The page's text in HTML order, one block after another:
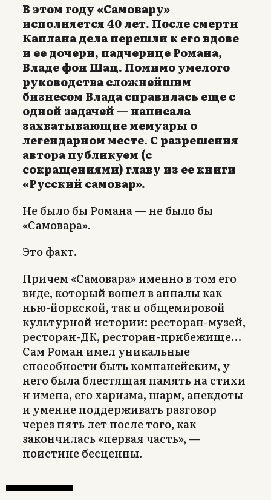
В этом году «Самовару»
исполняется 40 лет. После смерти
Каплана дела перешли к его вдове
и ее дочери, падчерице Романа,
Владе фон Шац. Помимо умелого
руководства сложнейшим
бизнесом Влада справилась еще с
одной задачей — написала
захватывающие мемуары о
легендарном месте. С разрешения
автора публикуем (с
сокращениями) главу из ее книги
«Русский самовар».
Не было бы Романа — не было бы
«Самовара».
Это факт.
Причем «Самовара» именно в том его
виде, который вошел в анналы как
нью-йоркской, так и общемировой
культурной истории: ресторан-музей,
ресторан-ДК, ресторан-прибежище…
Сам Роман имел уникальные
способности быть компанейским, у
него была блестящая память на стихи
и имена, его харизма, шарм, анекдоты
и умение поддерживать разговор
через пять лет после того, как
закончилась «первая часть», —
поистине бесценны.